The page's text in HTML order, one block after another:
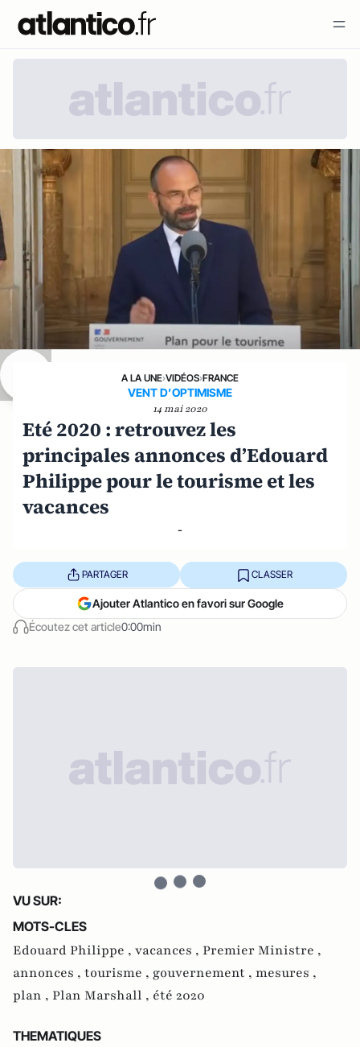
A LA UNE›VIDÉOS›FRANCE
VENT D’OPTIMISME
14 mai 2020
Eté 2020 : retrouvez les
principales annonces d’Edouard
Philippe pour le tourisme et les
vacances
-
Écoutez cet article0:00min
PARTAGER CLASSER
Ajouter Atlantico en favori sur Google
VU SUR:
MOTS-CLES
Edouard Philippe , vacances , Premier Ministre ,
annonces , tourisme , gouvernement , mesures ,
plan , Plan Marshall , été 2020
THEMATIQUES